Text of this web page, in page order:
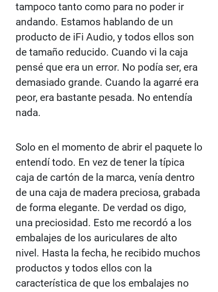
tampoco tanto como para no poder ir
andando. Estamos hablando de un
producto de iFi Audio, y todos ellos son
de tamaño reducido. Cuando vi la caja
pensé que era un error. No podía ser, era
demasiado grande. Cuando la agarré era
peor, era bastante pesada. No entendía
nada.
Solo en el momento de abrir el paquete lo
entendí todo. En vez de tener la típica
caja de cartón de la marca, venía dentro
de una caja de madera preciosa, grabada
de forma elegante. De verdad os digo,
una preciosidad. Esto me recordó a los
embalajes de los auriculares de alto
nivel. Hasta la fecha, he recibido muchos
productos y todos ellos con la
característica de que los embalajes no